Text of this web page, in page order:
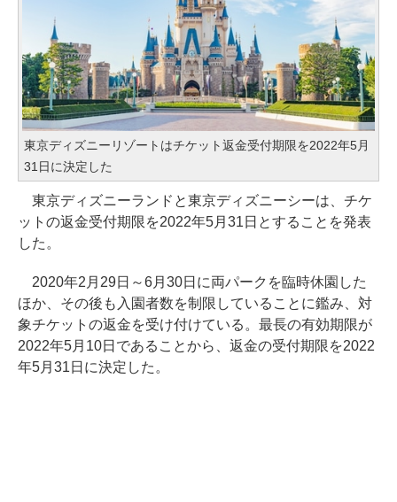
東京ディズニーリゾートはチケット返金受付期限を2022年5月
31日に決定した
東京ディズニーランドと東京ディズニーシーは、チケ
ットの返金受付期限を2022年5月31日とすることを発表
した。
2020年2月29日～6月30日に両パークを臨時休園した
ほか、その後も入園者数を制限していることに鑑み、対
象チケットの返金を受け付けている。最長の有効期限が
2022年5月10日であることから、返金の受付期限を2022
年5月31日に決定した。